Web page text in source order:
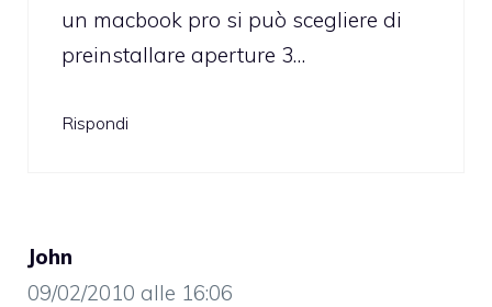
un macbook pro si può scegliere di
preinstallare aperture 3…
Rispondi
John
09/02/2010 alle 16:06